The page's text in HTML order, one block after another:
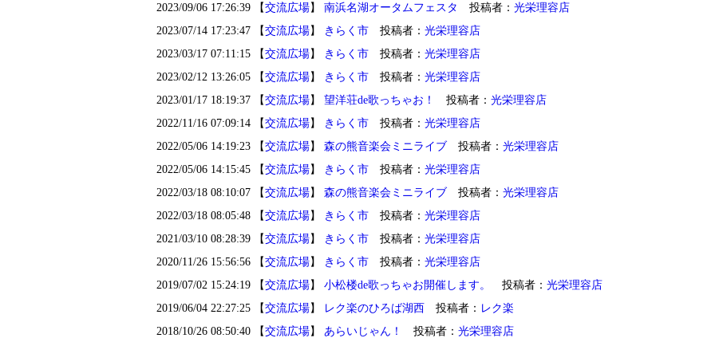
2023/09/06 17:26:39 【交流広場】 南浜名湖オータムフェスタ 投稿者： 光栄理容店
2023/07/14 17:23:47 【交流広場】 きらく市 投稿者： 光栄理容店
2023/03/17 07:11:15 【交流広場】 きらく市 投稿者： 光栄理容店
2023/02/12 13:26:05 【交流広場】 きらく市 投稿者： 光栄理容店
2023/01/17 18:19:37 【交流広場】 望洋荘de歌っちゃお！ 投稿者： 光栄理容店
2022/11/16 07:09:14 【交流広場】 きらく市 投稿者： 光栄理容店
2022/05/06 14:19:23 【交流広場】 森の熊音楽会ミニライブ 投稿者： 光栄理容店
2022/05/06 14:15:45 【交流広場】 きらく市 投稿者： 光栄理容店
2022/03/18 08:10:07 【交流広場】 森の熊音楽会ミニライブ 投稿者： 光栄理容店
2022/03/18 08:05:48 【交流広場】 きらく市 投稿者： 光栄理容店
2021/03/10 08:28:39 【交流広場】 きらく市 投稿者： 光栄理容店
2020/11/26 15:56:56 【交流広場】 きらく市 投稿者： 光栄理容店
2019/07/02 15:24:19 【交流広場】 小松楼de歌っちゃお開催します。 投稿者： 光栄理容店
2019/06/04 22:27:25 【交流広場】 レク楽のひろば湖西 投稿者： レク楽
2018/10/26 08:50:40 【交流広場】 あらいじゃん！ 投稿者： 光栄理容店